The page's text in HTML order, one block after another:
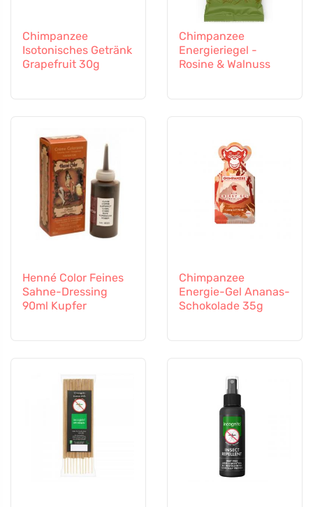
Chimpanzee
Isotonisches Getränk
Grapefruit 30g
Chimpanzee
Energieriegel -
Rosine & Walnuss
Henné Color Feines
Sahne-Dressing
90ml Kupfer
Chimpanzee
Energie-Gel Ananas-
Schokolade 35g